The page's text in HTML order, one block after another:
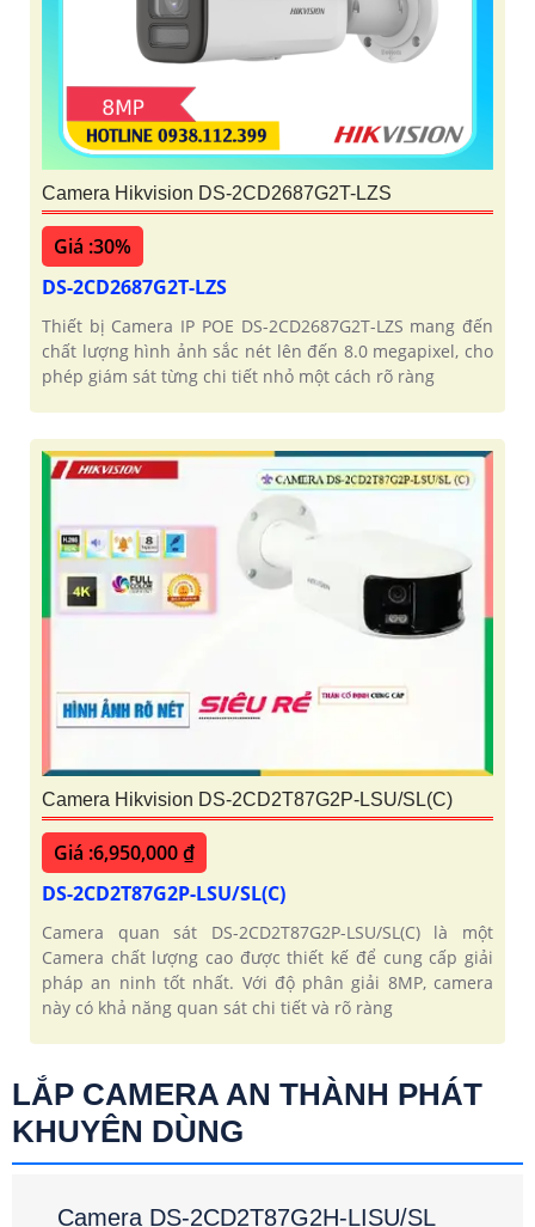
Camera Hikvision DS-2CD2687G2T-LZS
Giá :30%
DS-2CD2687G2T-LZS
Thiết bị Camera IP POE DS-2CD2687G2T-LZS mang đến
chất lượng hình ảnh sắc nét lên đến 8.0 megapixel, cho
phép giám sát từng chi tiết nhỏ một cách rõ ràng
Camera Hikvision DS-2CD2T87G2P-LSU/SL(C)
Giá :6,950,000 ₫
DS-2CD2T87G2P-LSU/SL(C)
Camera quan sát DS-2CD2T87G2P-LSU/SL(C) là một
Camera chất lượng cao được thiết kế để cung cấp giải
pháp an ninh tốt nhất. Với độ phân giải 8MP, camera
này có khả năng quan sát chi tiết và rõ ràng
LẮP CAMERA AN THÀNH PHÁT
KHUYÊN DÙNG
Camera DS-2CD2T87G2H-LISU/SL